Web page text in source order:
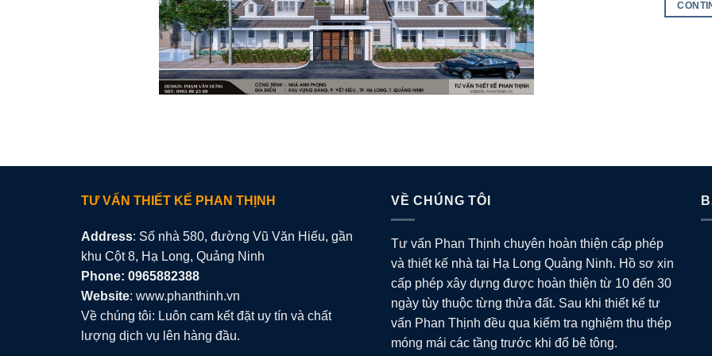
TƯ VẤN THIẾT KẾ PHAN THỊNH
Address: Số nhà 580, đường Vũ Văn Hiếu, gần
khu Cột 8, Hạ Long, Quảng Ninh
Phone: 0965882388
Website: www.phanthinh.vn
Về chúng tôi: Luôn cam kết đặt uy tín và chất
lượng dịch vụ lên hàng đầu.
VỀ CHÚNG TÔI
Tư vấn Phan Thịnh chuyên hoàn thiện cấp phép
và thiết kế nhà tại Hạ Long Quảng Ninh. Hồ sơ xin
cấp phép xây dựng được hoàn thiện từ 10 đến 30
ngày tùy thuộc từng thửa đất. Sau khi thiết kế tư
vấn Phan Thịnh đều qua kiểm tra nghiệm thu thép
móng mái các tầng trước khi đổ bê tông.